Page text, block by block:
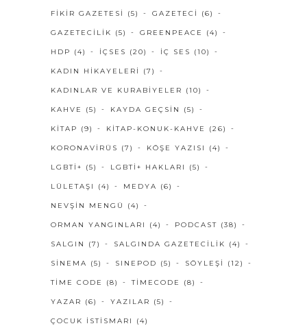
FIKIR GAZETESI (5) GAZETECI (6)
GAZETECILIK (5) GREENPEACE (4)
HDP (4) IÇSES (20) IÇ SES (10)
KADIN HIKAYELERI (7)
KADINLAR VE KURABIYELER (10)
KAHVE (5) KAYDA GEÇSIN (5)
KITAP (9) KITAP-KONUK-KAHVE (26)
KORONAVIRÜS (7) KÖŞE YAZISI (4)
LGBTI+ (5) LGBTI+ HAKLARI (5)
LÜLETAŞI (4) MEDYA (6)
NEVŞIN MENGÜ (4)
ORMAN YANGINLARI (4) PODCAST (38)
SALGIN (7) SALGINDA GAZETECILIK (4)
SINEMA (5) SINEPOD (5) SÖYLEŞI (12)
TIME CODE (8) TIMECODE (8)
YAZAR (6) YAZILAR (5)
ÇOCUK İSTISMARI (4)